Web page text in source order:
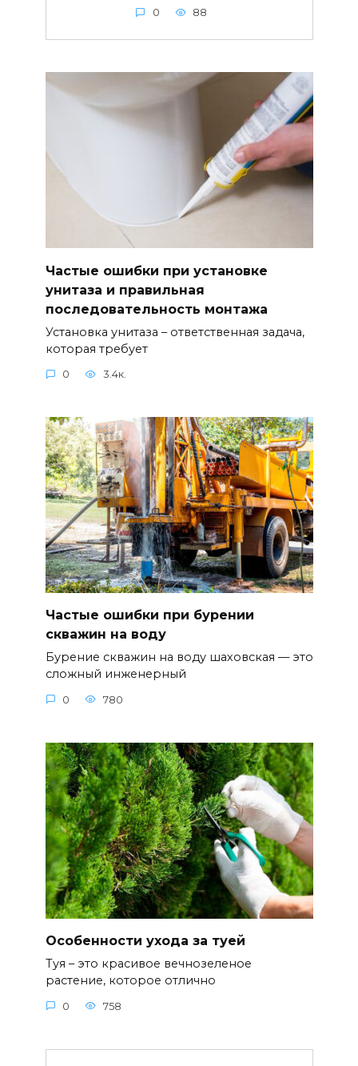
0 88
Частые ошибки при установке
унитаза и правильная
последовательность монтажа
Установка унитаза – ответственная задача,
которая требует
0 3.4к.
Частые ошибки при бурении
скважин на воду
Бурение скважин на воду шаховская — это
сложный инженерный
0 780
Особенности ухода за туей
Туя – это красивое вечнозеленое
растение, которое отлично
0 758